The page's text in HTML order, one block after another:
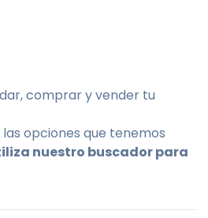
comprar y vender tu
opciones que tenemos
nuestro buscador para